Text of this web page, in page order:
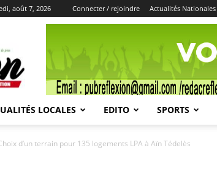
août 7, 2026 Connecter / rejoindre Actualités Nationales
LOCALES EDITO SPORTS
d’un terrain pour 135 logements LPA à Aïn Tédelès